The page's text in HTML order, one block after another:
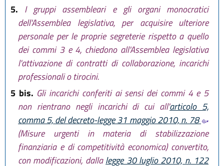
5. I gruppi assembleari e gli organi monocratici
dell'Assemblea legislativa, per acquisire ulteriore
personale per le proprie segreterie rispetto a quello
dei commi 3 e 4, chiedono all'Assemblea legislativa
l'attivazione di contratti di collaborazione, incarichi
professionali o tirocini.
5 bis. Gli incarichi conferiti ai sensi dei commi 4 e 5
non rientrano negli incarichi di cui all'articolo 5,
comma 5, del decreto-legge 31 maggio 2010, n. 78
(Misure urgenti in materia di stabilizzazione
finanziaria e di competitività economica) convertito,
con modificazioni, dallalegge 30 luglio 2010, n. 122